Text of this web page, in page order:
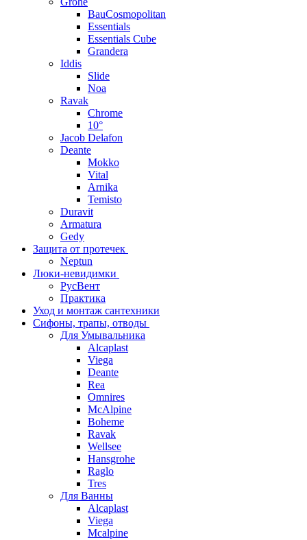
BauCosmopolitan
Essentials
Essentials Cube
Grandera
Iddis
Slide
Noa
Ravak
Chrome
10°
Jacob Delafon
Deante
Mokko
Vital
Arnika
Temisto
Duravit
Armatura
Gedy
Защита от протечек
Neptun
Люки-невидимки
РусВент
Практика
Уход и монтаж сантехники
Сифоны, трапы, отводы
Для Умывальника
Alcaplast
Viega
Deante
Rea
Omnires
McAlpine
Boheme
Ravak
Wellsee
Hansgrohe
Raglo
Tres
Для Ванны
Alcaplast
Viega
Mcalpine